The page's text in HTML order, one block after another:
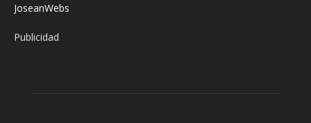
JoseanWebs
Publicidad